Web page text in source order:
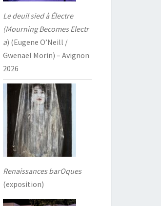
Le deuil sied à Électre
(Mourning Becomes Electr
a) (Eugene O’Neill /
Gwenaël Morin) – Avignon
2026
Renaissances barOques
(exposition)